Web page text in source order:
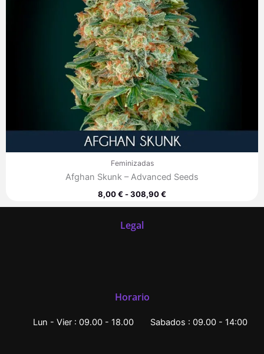
Feminizadas
Afghan Skunk – Advanced Seeds
8,00€-308,90€
Legal
Horario
Lun - Vier : 09.00 - 18.00 Sabados : 09.00 - 14:00